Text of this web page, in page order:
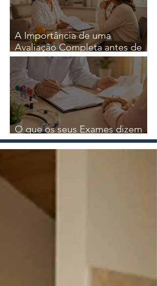
A Importância de uma
Avaliação Completa antes de
iniciar qualquer Estratégia
Nutricional
O que os seus Exames dizem
sobre a sua Saúde?